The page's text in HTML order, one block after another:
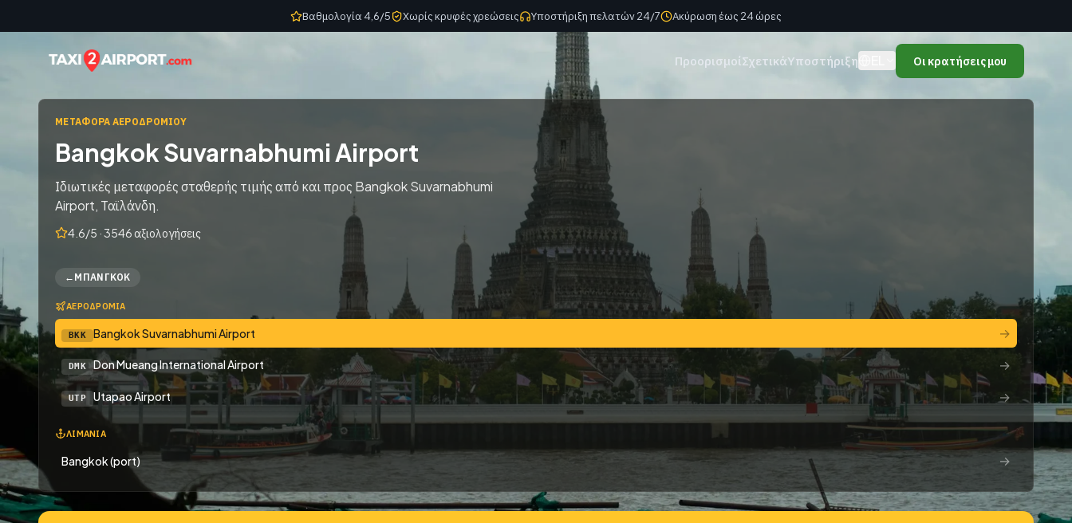
Βαθμολογία 4,6/5 Χωρίς κρυφές χρεώσεις Υποστήριξη πελατών 24/7 Ακύρωση έως 24 ώρες
ΠροορισμοίΣχετικάΥποστήριξη Οι κρατήσεις μου
ΜΕΤΑΦΟΡΆ ΑΕΡΟΔΡΟΜΊΟΥ
Bangkok Suvarnabhumi Airport
Ιδιωτικές μεταφορές σταθερής τιμής από και προς Bangkok Suvarnabhumi
Airport, Ταϊλάνδη.
4.6/5 · 3546 αξιολογήσεις
← ΜΠΑΝΓΚΌΚ
ΑΕΡΟΔΡΌΜΙΑ
BKK Bangkok Suvarnabhumi Airport →
DMK Don Mueang International Airport →
UTP Utapao Airport →
ΛΙΜΆΝΙΑ
Bangkok (port) →